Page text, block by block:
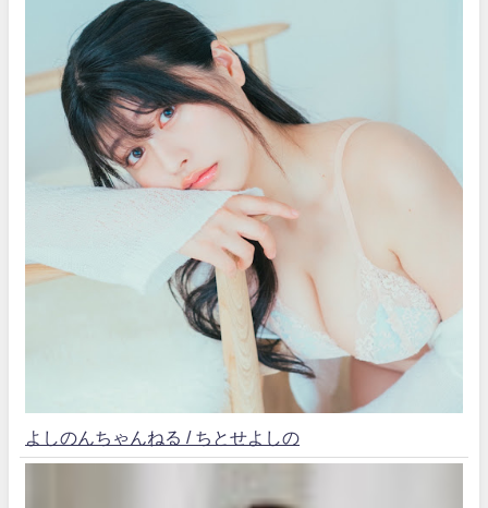
よしのんちゃんねる / ちとせよしの